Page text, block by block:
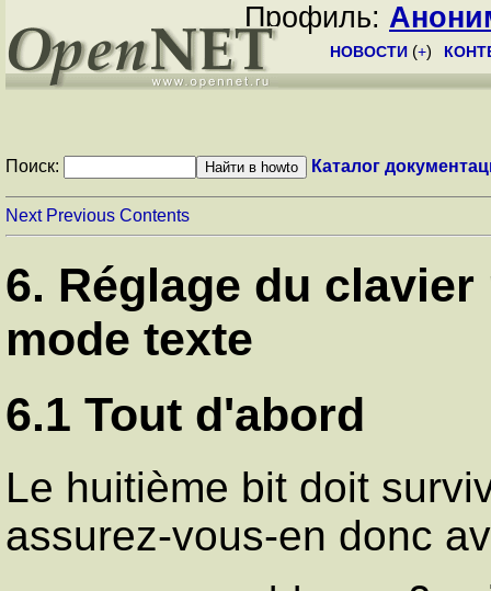
Профиль:
НОВОСТИ (+)
Поиск: Каталог
Next Previous Contents
6. Réglage du
mode texte
6.1 Tout d'abord
Le huitième bit doit
assurez-vous-en donc